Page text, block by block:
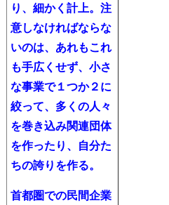
り、細かく計上。注
意しなければならな
いのは、あれもこれ
も手広くせず、小さ
な事業で１つか２に
絞って、多くの人々
を巻き込み関連団体
を作ったり、自分た
ちの誇りを作る。
首都圏での民間企業